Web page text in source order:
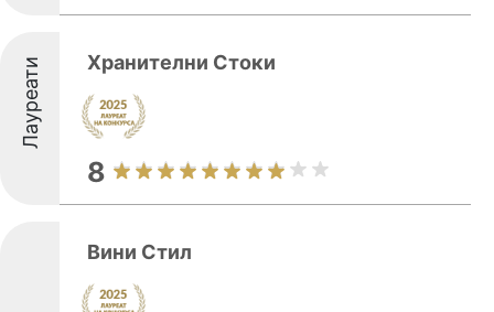
Лауреати Хранителни Стоки
8
Вини Стил